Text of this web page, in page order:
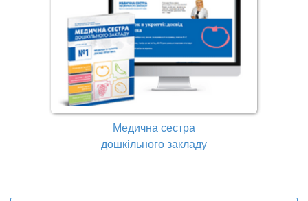
Медична сестра
дошкільного закладу